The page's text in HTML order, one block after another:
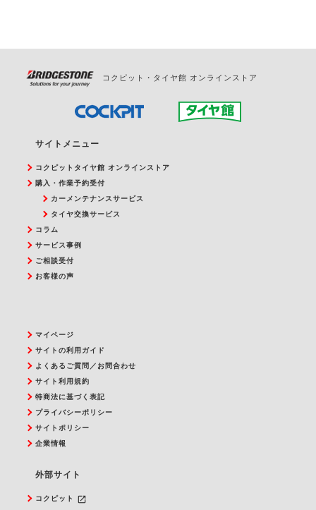
コクピット・タイヤ館 オンラインストア
サイトメニュー
コクピットタイヤ館 オンラインストア
購入・作業予約受付
カーメンテナンスサービス
タイヤ交換サービス
コラム
サービス事例
ご相談受付
お客様の声
マイページ
サイトの利用ガイド
よくあるご質問／お問合わせ
サイト利用規約
特商法に基づく表記
プライバシーポリシー
サイトポリシー
企業情報
外部サイト
コクピット
launch